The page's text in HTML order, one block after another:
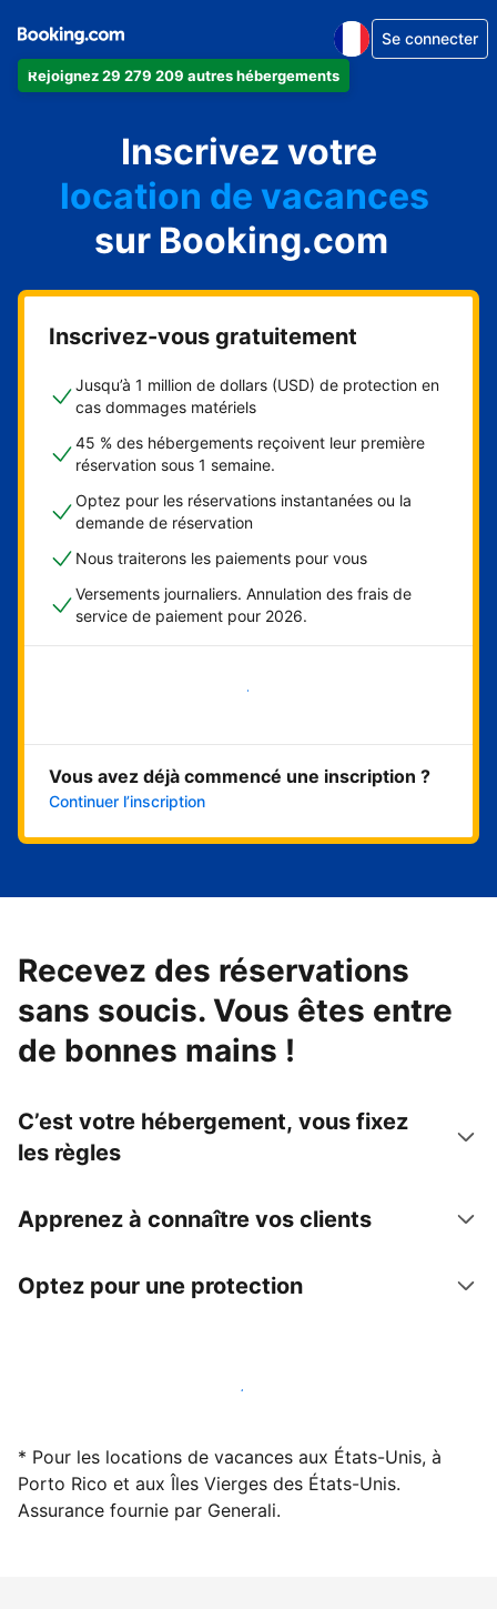
Rejoignez 29 279 209 autres hébergements
Se connecter
Inscrivez votre
appartement
hôtel
location de vacances
auberge de jeunesse
chambre d'hôtes
sur Booking.com
Inscrivez-vous gratuitement
Jusqu’à 1 million de dollars (USD) de protection en
cas dommages matériels
45 % des hébergements reçoivent leur première
réservation sous 1 semaine.
Optez pour les réservations instantanées ou la
demande de réservation
Nous traiterons les paiements pour vous
Versements journaliers. Annulation des frais de
service de paiement pour 2026.
Démarrer maintenant
Vous avez déjà commencé une inscription ?
Continuer l’inscription
Recevez des réservations
sans soucis. Vous êtes entre
de bonnes mains !
C’est votre hébergement, vous fixez
les règles
Apprenez à connaître vos clients
Optez pour une protection
Accueillez des clients avec nous dès maintenant
* Pour les locations de vacances aux États-Unis, à
Porto Rico et aux Îles Vierges des États-Unis.
Assurance fournie par Generali.